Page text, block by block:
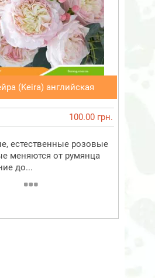
(Keira) английская
100.00 грн.
естественные розовые
меняются от румянца
до...